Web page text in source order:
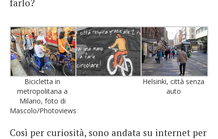
farlo?
Bicicletta in
metropolitana a
Milano, foto di
Mascolo/Photoviews
Helsinki, città senza
auto
Così per curiosità, sono andata su internet per